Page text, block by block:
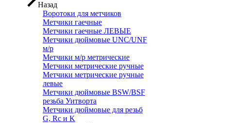
Назад
Воротоки для метчиков
Метчики гаечные
Метчики гаечные ЛЕВЫЕ
Метчики дюймовые UNC/UNF
м/р
Метчики м/р метрические
Метчики метрические ручные
Метчики метрические ручные
левые
Метчики дюймовые BSW/BSF
резьба Уитворта
Метчики дюймовые для резьб
G, Rc и K